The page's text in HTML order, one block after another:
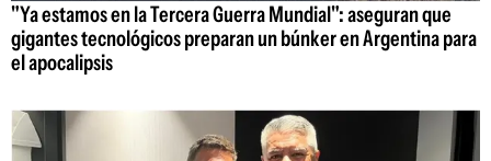
"Ya estamos en la Tercera Guerra Mundial": aseguran que
gigantes tecnológicos preparan un búnker en Argentina para
el apocalipsis